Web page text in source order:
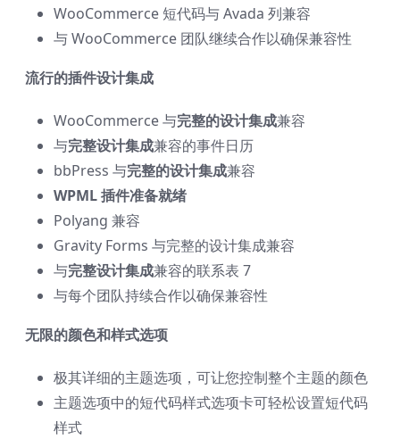
WooCommerce 短代码与 Avada 列兼容
与 WooCommerce 团队继续合作以确保兼容性
流行的插件设计集成
WooCommerce 与完整的设计集成兼容
与完整设计集成兼容的事件日历
bbPress 与完整的设计集成兼容
WPML 插件准备就绪
Polyang 兼容
Gravity Forms 与完整的设计集成兼容
与完整设计集成兼容的联系表 7
与每个团队持续合作以确保兼容性
无限的颜色和样式选项
极其详细的主题选项，可让您控制整个主题的颜色
主题选项中的短代码样式选项卡可轻松设置短代码
样式